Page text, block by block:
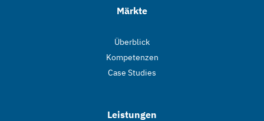
Märkte
Überblick
Kompetenzen
Case Studies
Leistungen